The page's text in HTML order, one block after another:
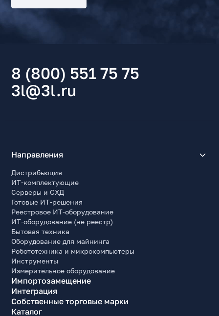
8 (800) 551 75 75
3l@3l.ru
Направления
Дистрибьюция
ИТ-комплектующие
Серверы и СХД
Готовые ИТ-решения
Реестровое ИТ-оборудование
ИТ-оборудование (не реестр)
Бытовая техника
Оборудование для майнинга
Робототехника и микрокомпьютеры
Инструменты
Измерительное оборудование
Импортозамещение
Интеграция
Собственные торговые марки
Каталог